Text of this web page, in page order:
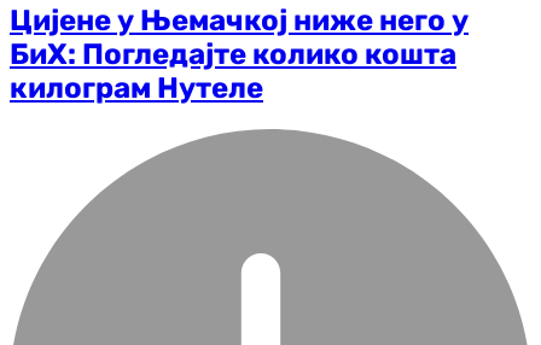
Цијене у Њемачкој ниже него у
БиХ: Погледајте колико кошта
килограм Нутеле